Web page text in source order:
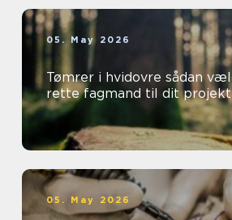
05. May 2026
Tømrer i hvidovre sådan vælger du den
rette fagmand til dit projekt
05. May 2026